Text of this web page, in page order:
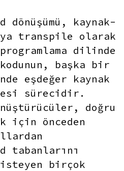
dönüşümü , kaynak-
transpile olarak
dilinde
başka bir
eşdeğer kaynak
sürecidir.
doğru
için önceden
tabanlarını
isteyen birçok